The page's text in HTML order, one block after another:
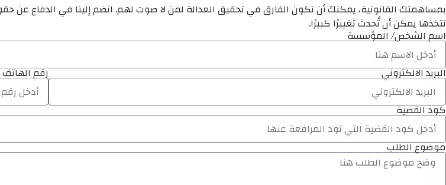
بمساهمتك القانونية، يمكنك أن تكون الفارق في تحقيق العدالة لمن لا صوت لهم. انضم إلينا في الدفاع
تتخذها يمكن أن تُحدث تغييرًا كبيرًا.
اسم الشخص/ المؤسسة
البريد الالكتروني رقم الهاتف
كود القضية
موضوع الطلب